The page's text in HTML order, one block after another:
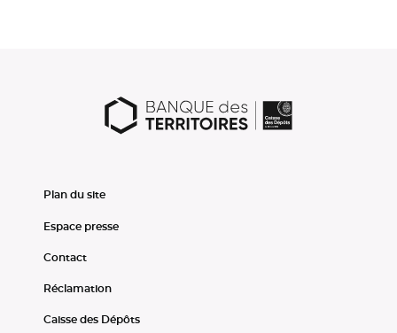
Plan du site
Espace presse
Contact
Réclamation
Caisse des Dépôts